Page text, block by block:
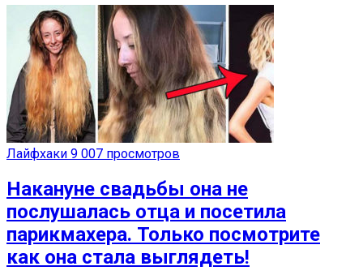
Лайфхаки 9 007 просмотров
Накануне свадьбы она не
послушалась отца и посетила
парикмахера. Только посмотрите
как она стала выглядеть!